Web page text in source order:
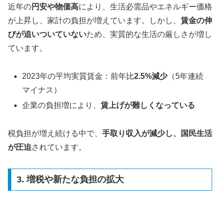
近年の円安や物価高により、生活必需品やエネルギー価格
が上昇し、家計の負担が増えています。しかし、 賃金の伸
びが追いついていないため、実質的な生活の厳しさが増し
ています。
2023年の平均実質賃金：前年比2.5%減少（5年連続
マイナス）
企業の負担増により、賃上げが難しくなっている
税負担が増え続ける中で、 手取り収入が減少し、国民生活
が圧迫 されています。
3. 増税や新たな負担の拡大